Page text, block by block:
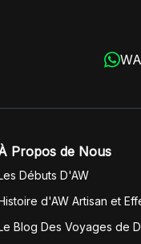
Propos de Nous
Débuts D'AW
d'AW Artisan et
Blog Des Voyages de